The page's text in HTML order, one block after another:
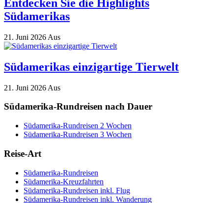
Entdecken Sie die Highlights
Südamerikas
21. Juni 2026 Aus
Südamerikas einzigartige Tierwelt
21. Juni 2026 Aus
Südamerika-Rundreisen nach Dauer
Südamerika-Rundreisen 2 Wochen
Südamerika-Rundreisen 3 Wochen
Reise-Art
Südamerika-Rundreisen
Südamerika-Kreuzfahrten
Südamerika-Rundreisen inkl. Flug
Südamerika-Rundreisen inkl. Wanderung